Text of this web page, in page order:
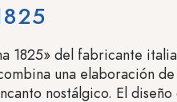
1825» del fabricante
una elaboración
nostálgico. El